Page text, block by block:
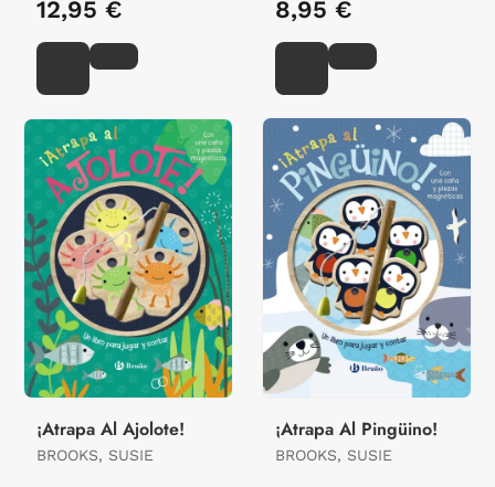
12,95 € 8,95 €
¡Atrapa Al Ajolote!
BROOKS, SUSIE
¡Atrapa Al Pingüino!
BROOKS, SUSIE